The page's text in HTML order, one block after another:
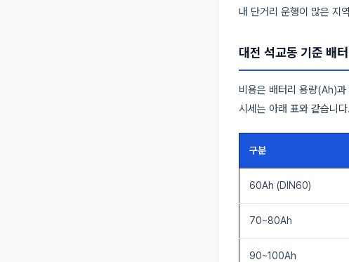
내 단거리 운행이 많은 지
대전 석교동 기준 배
비용은 배터리 용량(Ah)
시세는 아래 표와 같습니
구분
60Ah (DIN60)
70~80Ah
90~100Ah